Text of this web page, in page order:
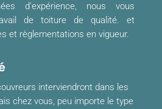
d’expérience, nous vous
de toiture de qualité. et
et règlementations en vigueur.
interviendront dans les
chez vous, peu importe le type